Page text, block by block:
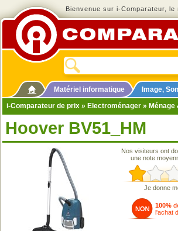
Bienvenue sur i-Comparateur,
Matériel informatique Image,
i-Comparateur de prix » Electroménager » Ménage
Hoover BV51_HM
Nos visiteurs ont
une note
Je donne
100%
l'achat